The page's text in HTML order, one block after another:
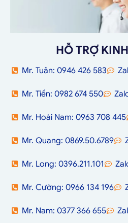
HỖ TRỢ
Mr. Tuân: 0946 426 583
Mr. Tiến: 0982 674 550
Mr. Hoài Nam: 0963 708 445
Mr. Quang: 0869.50.6789
Mr. Long: 0396.211.101
Mr. Cường: 0966 134 196
Mr. Nam: 0377 366 655